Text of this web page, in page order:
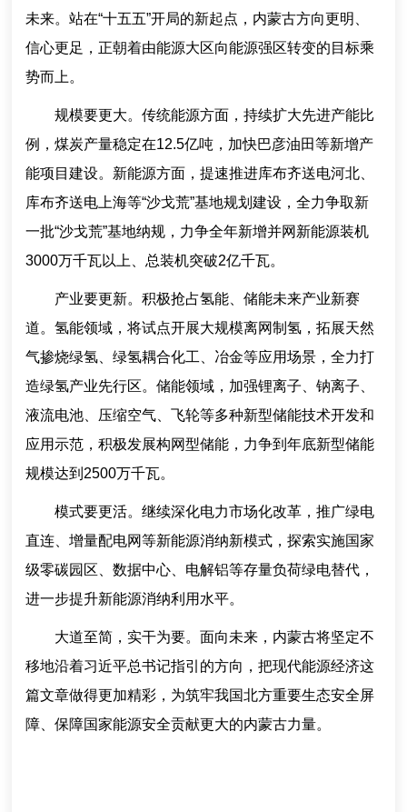
未来。站在“十五五”开局的新起点，内蒙古方向更明、
信心更足，正朝着由能源大区向能源强区转变的目标乘
势而上。
规模要更大。传统能源方面，持续扩大先进产能比
例，煤炭产量稳定在12.5亿吨，加快巴彦油田等新增产
能项目建设。新能源方面，提速推进库布齐送电河北、
库布齐送电上海等“沙戈荒”基地规划建设，全力争取新
一批“沙戈荒”基地纳规，力争全年新增并网新能源装机
3000万千瓦以上、总装机突破2亿千瓦。
产业要更新。积极抢占氢能、储能未来产业新赛
道。氢能领域，将试点开展大规模离网制氢，拓展天然
气掺烧绿氢、绿氢耦合化工、冶金等应用场景，全力打
造绿氢产业先行区。储能领域，加强锂离子、钠离子、
液流电池、压缩空气、飞轮等多种新型储能技术开发和
应用示范，积极发展构网型储能，力争到年底新型储能
规模达到2500万千瓦。
模式要更活。继续深化电力市场化改革，推广绿电
直连、增量配电网等新能源消纳新模式，探索实施国家
级零碳园区、数据中心、电解铝等存量负荷绿电替代，
进一步提升新能源消纳利用水平。
大道至简，实干为要。面向未来，内蒙古将坚定不
移地沿着习近平总书记指引的方向，把现代能源经济这
篇文章做得更加精彩，为筑牢我国北方重要生态安全屏
障、保障国家能源安全贡献更大的内蒙古力量。